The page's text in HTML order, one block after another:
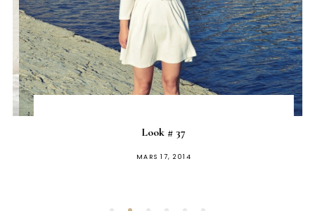
Look # 37
PUBLIÉ
MARS 17, 2014